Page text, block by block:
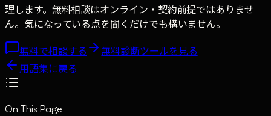
理します。無料相談はオンライン・契約前提ではありませ
ん。気になっている点を聞くだけでも構いません。
無料で相談する
無料診断ツールを見る
用語集に戻る
On This Page